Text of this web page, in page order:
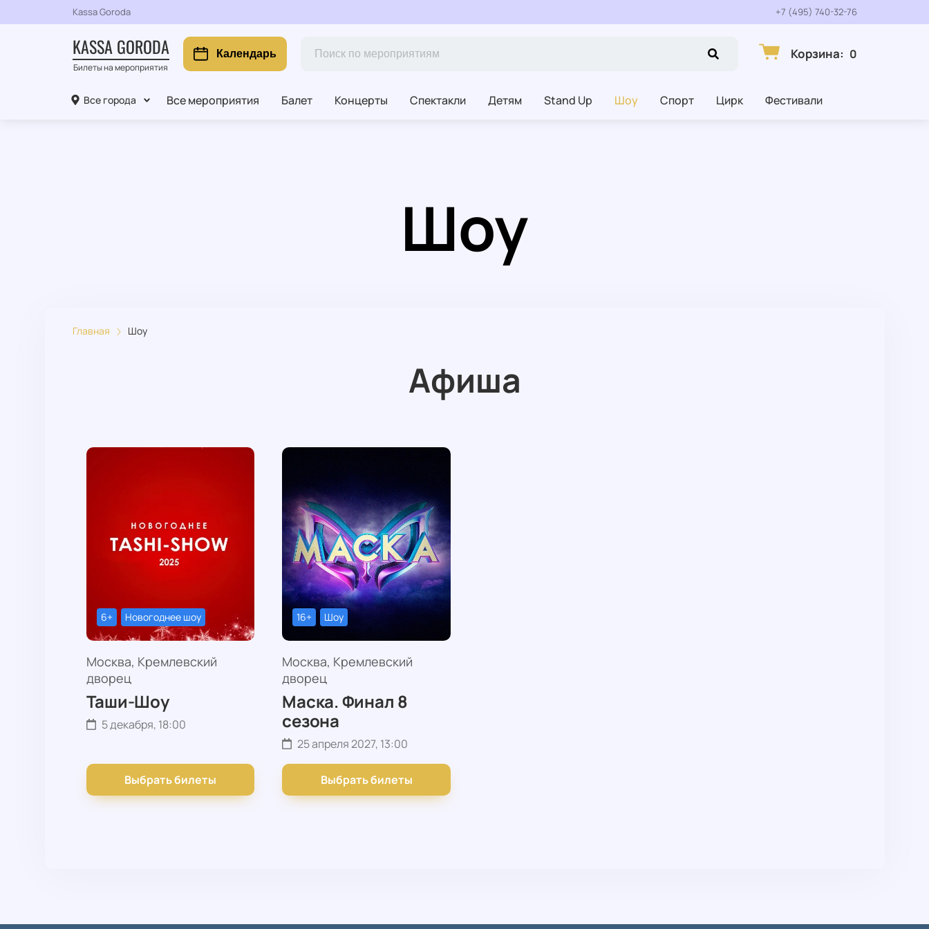
Kassa Goroda +7 (495) 740-32-76
KASSA GORODA
Билеты на мероприятия
Календарь Корзина: 0
Все города Все мероприятия Балет Концерты Спектакли Детям Stand Up Шоу Спорт Цирк Фестивали
Шоу
Главная Шоу
Афиша
6+ Новогоднее шоу
Москва, Кремлевский
дворец
Таши-Шоу
5 декабря, 18:00
Выбрать билеты
16+ Шоу
Москва, Кремлевский
дворец
Маска. Финал 8
сезона
25 апреля 2027, 13:00
Выбрать билеты